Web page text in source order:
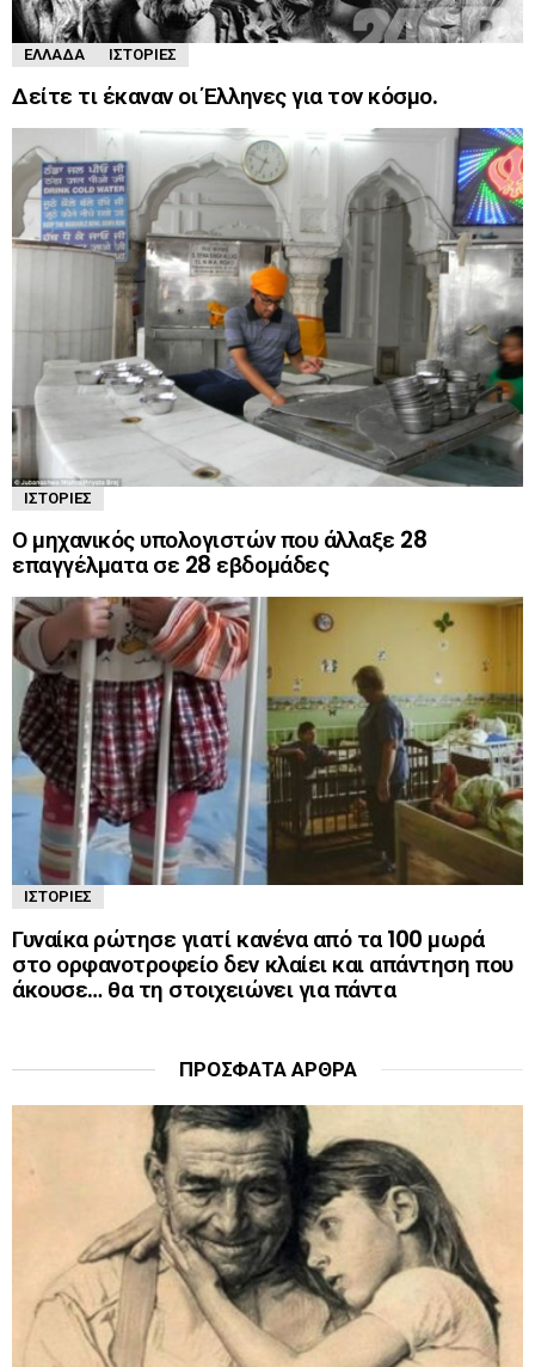
ΕΛΛΆΔΑ ΙΣΤΟΡΊΕΣ
Δείτε τι έκαναν οι Έλληνες για τον κόσμο.
ΙΣΤΟΡΊΕΣ
Ο μηχανικός υπολογιστών που άλλαξε 28
επαγγέλματα σε 28 εβδομάδες
ΙΣΤΟΡΊΕΣ
Γυναίκα ρώτησε γιατί κανένα από τα 100 μωρά
στο ορφανοτροφείο δεν κλαίει και απάντηση που
άκουσε… θα τη στοιχειώνει για πάντα
ΠΡΌΣΦΑΤΑ ΆΡΘΡΑ